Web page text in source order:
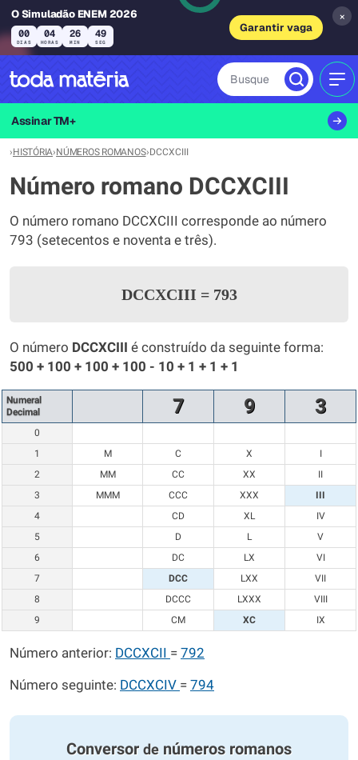
O Simuladão ENEM 2026
00
DIAS
04
HORAS
26
MIN
49
SEG
Garantir vaga
×
Busque
Assinar TM+
›HISTÓRIA›NÚMEROS ROMANOS›DCCXCIII
Número romano DCCXCIII
O número romano DCCXCIII corresponde ao número
793 (setecentos e noventa e três).
DCCXCIII =793
O número DCCXCIII é construído da seguinte forma:
500 + 100 + 100 + 100 - 10 + 1 + 1 + 1
Numeral
Decimal
7 9 3
0
1
M C X
I
2
MM CC XX
II
3
MMM CCC XXX
III
4
CD XL
IV
5
D L
V
6
DC LX
VI
7
DCC LXX
VII
8
DCCC LXXX
VIII
9
CM XC IX
Número anterior: DCCXCII = 792
Número seguinte: DCCXCIV = 794
Conversor de números romanos